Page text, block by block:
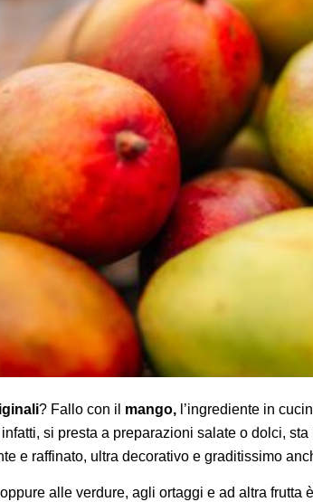
? Fallo con il mango, l’ingrediente in
si presta a preparazioni salate o dolci,
e raffinato, ultra decorativo e graditissimo
alle verdure, agli ortaggi e ad altra frutta